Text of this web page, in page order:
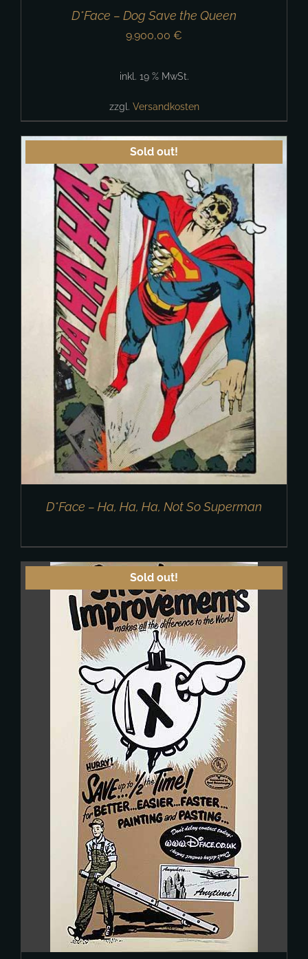
D*Face – Dog Save the Queen
9.900,00 €
inkl. 19 % MwSt.
zzgl. Versandkosten
Sold out!
D*Face – Ha, Ha, Ha, Not So Superman
Sold out!